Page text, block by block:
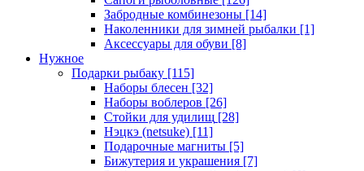
Забродные комбинезоны [14]
Наколенники для зимней рыбалки [1]
Аксессуары для обуви [8]
Нужное
Подарки рыбаку [115]
Наборы блесен [32]
Наборы воблеров [26]
Стойки для удилищ [28]
Нэцкэ (netsuke) [11]
Подарочные магниты [5]
Бижутерия и украшения [7]